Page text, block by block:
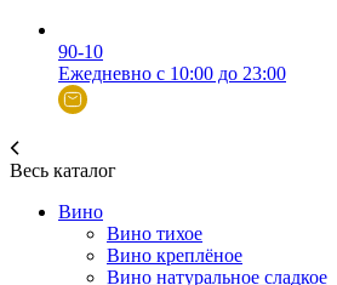
90-10
Ежедневно с 10:00 до 23:00
Весь каталог
Вино
Вино тихое
Вино креплёное
Вино натуральное сладкое